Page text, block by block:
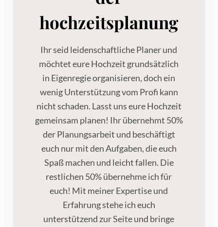
hochzeitsplanung
Ihr seid leidenschaftliche Planer und
möchtet eure Hochzeit grundsätzlich
in Eigenregie organisieren, doch ein
wenig Unterstützung vom Profi kann
nicht schaden. Lasst uns eure Hochzeit
gemeinsam planen! Ihr übernehmt 50%
der Planungsarbeit und beschäftigt
euch nur mit den Aufgaben, die euch
Spaß machen und leicht fallen. Die
restlichen 50% übernehme ich für
euch! Mit meiner Expertise und
Erfahrung stehe ich euch
unterstützend zur Seite und bringe